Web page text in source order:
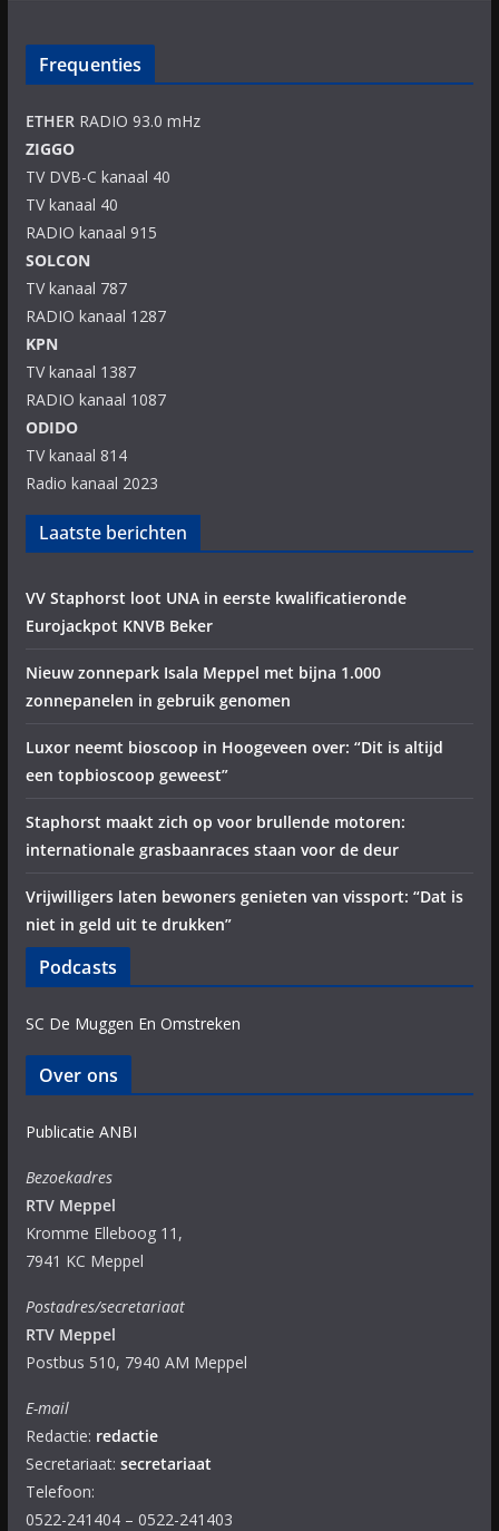
Frequenties
ETHERRADIO 93.0 mHz
ZIGGO
TV DVB-C kanaal 40
TV kanaal 40
RADIO kanaal 915
SOLCON
TV kanaal 787
RADIO kanaal 1287
KPN
TV kanaal 1387
RADIO kanaal 1087
ODIDO
TV kanaal 814
Radio kanaal 2023
Laatste berichten
VV Staphorst loot UNA in eerste kwalificatieronde
Eurojackpot KNVB Beker
Nieuw zonnepark Isala Meppel met bijna 1.000
zonnepanelen in gebruik genomen
Luxor neemt bioscoop in Hoogeveen over: “Dit is altijd
een topbioscoop geweest”
Staphorst maakt zich op voor brullende motoren:
internationale grasbaanraces staan voor de deur
Vrijwilligers laten bewoners genieten van vissport: “Dat is
niet in geld uit te drukken”
Podcasts
SC De Muggen En Omstreken
Over ons
Publicatie ANBI
Bezoekadres
RTV Meppel
Kromme Elleboog 11,
7941 KC Meppel
Postadres/secretariaat
RTV Meppel
Postbus 510, 7940 AM Meppel
E-mail
Redactie: redactie
Secretariaat: secretariaat
Telefoon:
0522-241404 – 0522-241403